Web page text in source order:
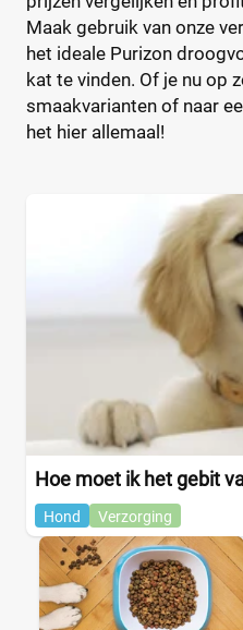
Maak gebruik van onze
het ideale Purizon
kat te vinden. Of je nu op
smaakvarianten of naar
het hier allemaal!
Hoe moet ik het gebit
Hond Verzorging